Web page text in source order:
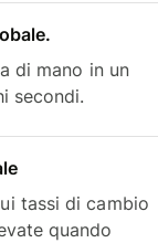
di mano in un
secondi.
tassi di cambio
quando